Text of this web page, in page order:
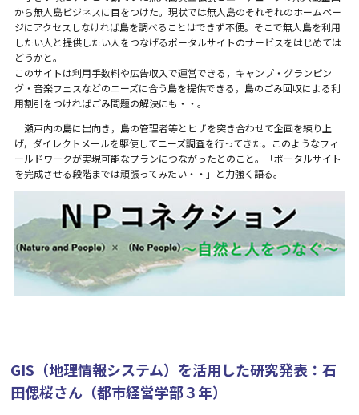
から無人島ビジネスに目をつけた。現状では無人島のそれぞれのホームペー
ジにアクセスしなければ島を調べることはできず不便。そこで無人島を利用
したい人と提供したい人をつなげるポータルサイトのサービスをはじめては
どうかと。
このサイトは利用手数料や広告収入で運営できる，キャンプ・グランピン
グ・音楽フェスなどのニーズに合う島を提供できる，島のごみ回収による利
用割引をつければごみ問題の解決にも・・。
瀬戸内の島に出向き，島の管理者等とヒザを突き合わせて企画を練り上
げ，ダイレクトメールを駆使してニーズ調査を行ってきた。このようなフィ
ールドワークが実現可能なプランにつながったとのこと。「ポータルサイト
を完成させる段階までは頑張ってみたい・・」と力強く語る。
GIS（地理情報システム）を活用した研究発表：石
田偲桜さん（都市経営学部３年）